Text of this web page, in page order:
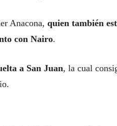
Anacona, quien también
con Nairo.
a San Juan, la cual